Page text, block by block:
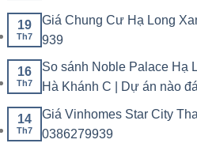
19
Th7
Giá Chung Cư Hạ Long
939
16
Th7
So sánh Noble Palace Hạ
Hà Khánh C | Dự án nào
14
Th7
Giá Vinhomes Star City
0386279939